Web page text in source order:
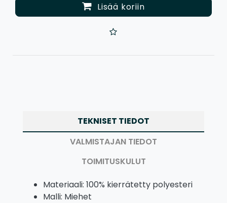
Lisää koriin
TEKNISET TIEDOT
VALMISTAJAN TIEDOT
TOIMITUSKULUT
Materiaali: 100% kierrätetty polyesteri
Malli: Miehet